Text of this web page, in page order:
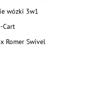
wózki 3w1
Cart
Romer Swivel